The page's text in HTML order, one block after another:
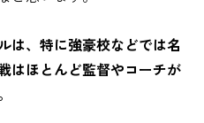
、特に強豪校などでは名
はほとんど監督やコーチが